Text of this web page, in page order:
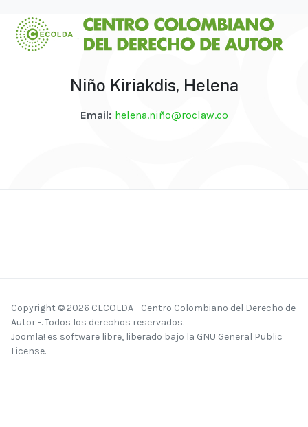
Niño Kiriakdis, Helena
Email: helena.niño@roclaw.co
Copyright © 2026 CECOLDA - Centro Colombiano del Derecho de
Autor -. Todos los derechos reservados.
Joomla! es software libre, liberado bajo la GNU General Public
License.